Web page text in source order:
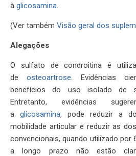
à glicosamina.
(Ver também Visão geral dos
Alegações
O sulfato de condroitina é
de osteoartrose. Evidências
benefícios do uso isolado de
Entretanto, evidências
a glicosamina, pode reduzir a
mobilidade articular e reduzir as
convencionais, quando utilizado por
a longo prazo não estão